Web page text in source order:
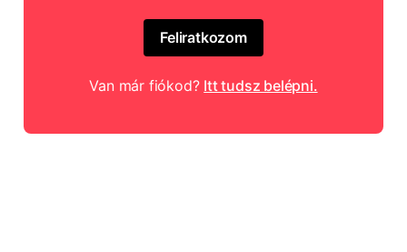
Feliratkozom
Van már fiókod? Itt tudsz belépni.